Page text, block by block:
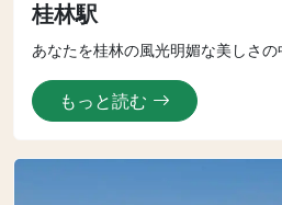
桂林駅
あなたを桂林の風光明媚な美しさ
もっと読む